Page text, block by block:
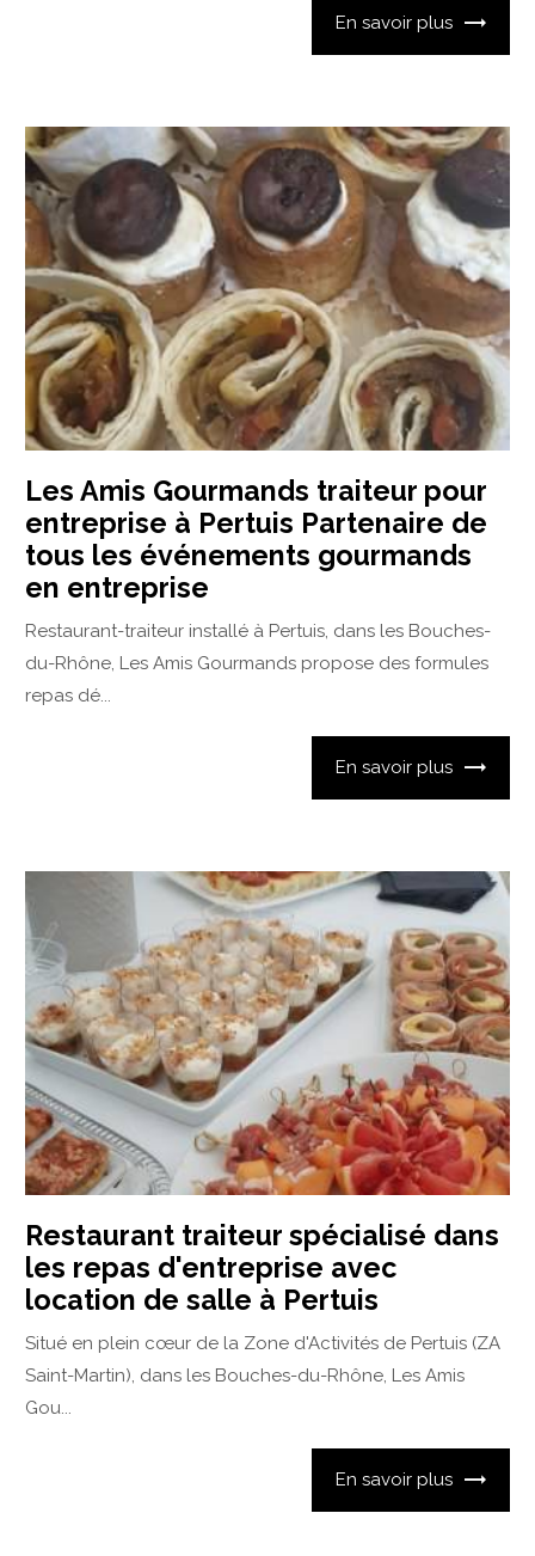
En savoir plus
Les Amis Gourmands traiteur pour
entreprise à Pertuis Partenaire de
tous les événements gourmands
en entreprise
Restaurant-traiteur installé à Pertuis, dans les Bouches-
du-Rhône, Les Amis Gourmands propose des formules
repas dé...
En savoir plus
Restaurant traiteur spécialisé dans
les repas d'entreprise avec
location de salle à Pertuis
Situé en plein cœur de la Zone d'Activités de Pertuis (ZA
Saint-Martin), dans les Bouches-du-Rhône, Les Amis
Gou...
En savoir plus